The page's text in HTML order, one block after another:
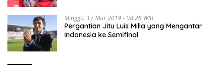
Minggu, 17 Mar 2019 - 08:28 WIB
Pergantian Jitu Luis Milla yang Mengantar
Indonesia ke Semifinal